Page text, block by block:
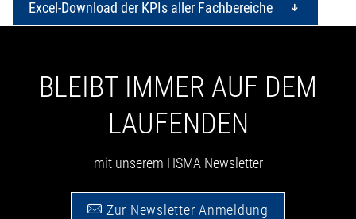
Excel-Download der KPIs aller Fachbereiche
BLEIBT IMMER AUF DEM
LAUFENDEN
mit unserem HSMA Newsletter
Zur Newsletter Anmeldung